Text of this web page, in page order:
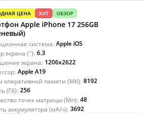
ЦЕНА ХИТ ОБЗОР
Apple iPhone 17 256GB
система: Apple iOS
экрана ("): 6.3
экрана: 1206x2622
Apple A19
оперативной памяти (Мб): 8192
(Гб): 256
точек матрицы (Мп): 48
аккумулятора (мА/ч): 3692